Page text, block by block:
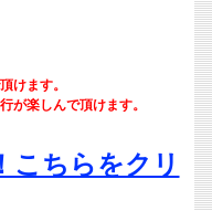
けます。
が楽しんで頂けます。
ちらをクリ